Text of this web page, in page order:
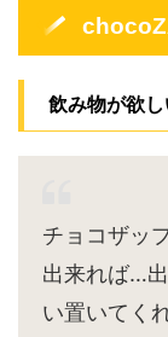
飲み物が欲
チョコザッ
出来れば…
い置いてく